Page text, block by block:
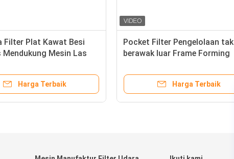
Filter Plat Kawat Besi
Mendukung Mesin Las
Harga Terbaik
Pocket Filter Pengelolaan tak
berawak luar Frame Forming
Harga Terbaik